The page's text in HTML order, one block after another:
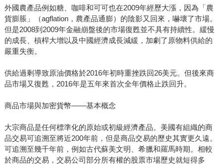
外國農產品例如糖、咖啡和可可也在2009年經歷大漲，因為「農
貨膨脹」（agflation，農產品通膨）的陰影又回來，嚇壞了市場。
但是2008到2009年金融崩盤後的市場復甦並不具有持續性。緩慢
的成長、槓桿大增以及中國經濟成長減緩，加劇了原物料供給的
嚴重失衡。
供給過剩導致原油價格於2016年初時重挫跌回26美元。但後來商
品市場又復甦，2016年是五年來首次全年價格止跌回升。
商品市場與加密貨幣——基本概念
大宗商品是任何標準化的原始或初級經濟產品。美國有組織的商
品交易可追溯至將近200年前，但是商品交易的歷史其實更久遠。
可追溯至幾千年前，例如古代蘇美文明、希臘和羅馬時期。相較
於商品的交易，交易公司部分所有權的股票市場歷史就短得多